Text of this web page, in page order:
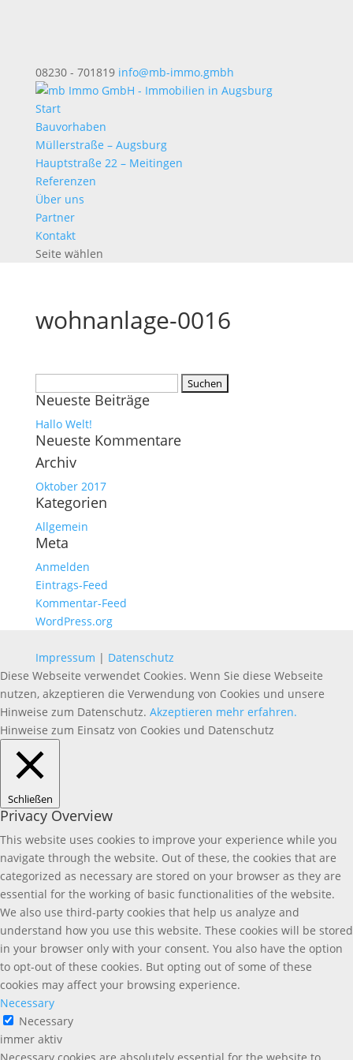
08230 - 701819 info@mb-immo.gmbh
Start
Bauvorhaben
Müllerstraße – Augsburg
Hauptstraße 22 – Meitingen
Referenzen
Über uns
Partner
Kontakt
Seite wählen
wohnanlage-0016
nach:
Neueste Beiträge
Hallo Welt!
Neueste Kommentare
Archiv
Oktober 2017
Kategorien
Allgemein
Meta
Anmelden
Eintrags-Feed
Kommentar-Feed
WordPress.org
Impressum | Datenschutz
Diese Webseite verwendet Cookies. Wenn Sie diese Webseite
nutzen, akzeptieren die Verwendung von Cookies und unsere
Hinweise zum Datenschutz. Akzeptieren mehr erfahren.
Hinweise zum Einsatz von Cookies und Datenschutz
Schließen
Privacy Overview
This website uses cookies to improve your experience while you
navigate through the website. Out of these, the cookies that are
categorized as necessary are stored on your browser as they are
essential for the working of basic functionalities of the website.
We also use third-party cookies that help us analyze and
understand how you use this website. These cookies will be stored
in your browser only with your consent. You also have the option
to opt-out of these cookies. But opting out of some of these
cookies may affect your browsing experience.
Necessary
Necessary
immer aktiv